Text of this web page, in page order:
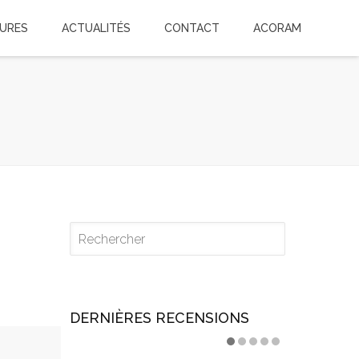
DERNIÈRES RECENSIONS
ACTUALITÉS CONTACT ACORAM